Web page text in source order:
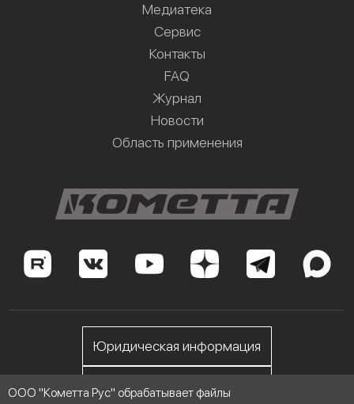
Медиатека
Сервис
Контакты
FAQ
Журнал
Новости
Область применения
Юридическая информация
Личный кабинет
ООО "Кометта Рус" обрабатывает файлы